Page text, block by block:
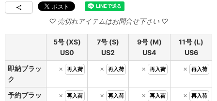
5号 (XS)
US0
7号 (S)
US2
9号 (M)
US4
11号 (L)
US6
即納ブラッ
ク
× 再入荷 × 再入荷 × 再入荷 × 再入荷
予約ブラッ
× 再入荷 × 再入荷 × 再入荷 × 再入荷